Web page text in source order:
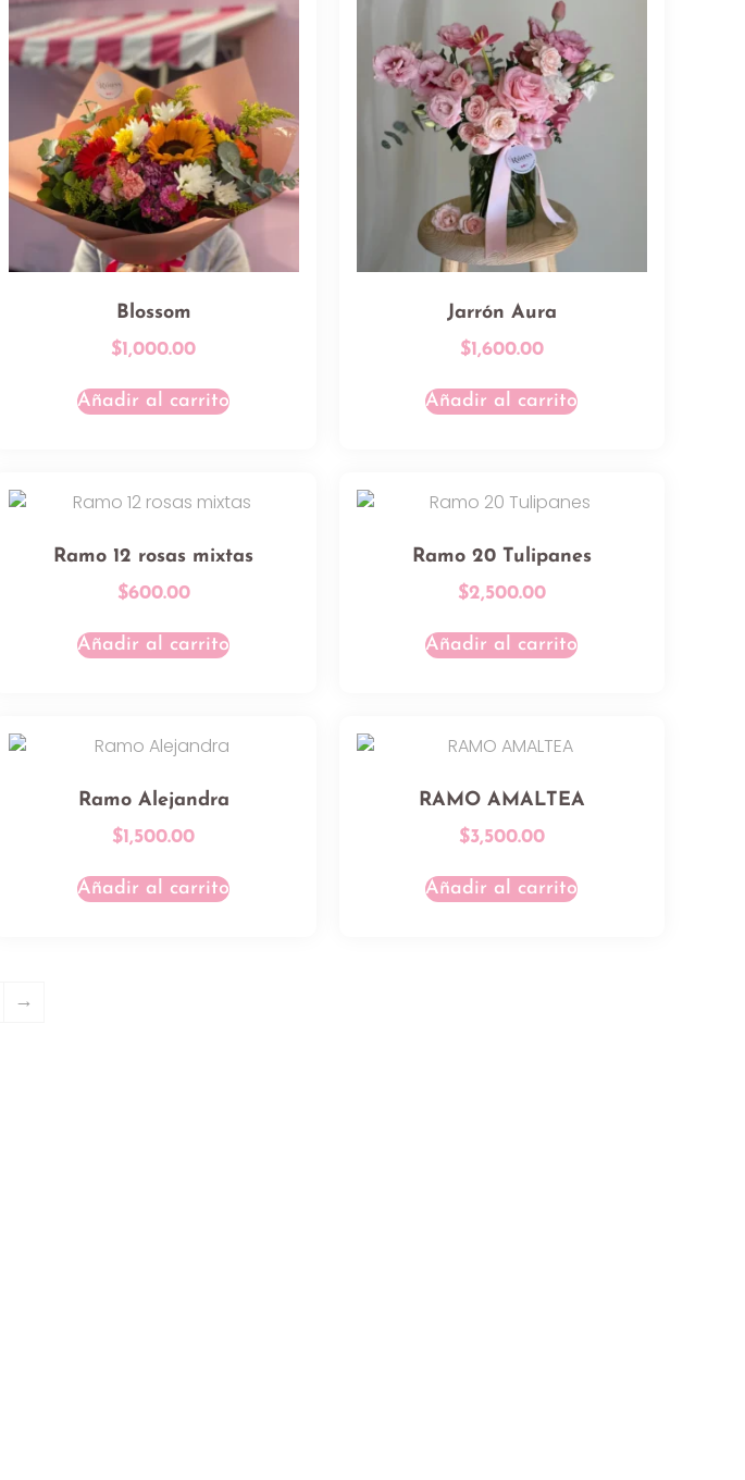
Blossom
$1,000.00
Añadir al carrito
Jarrón Aura
$1,600.00
Añadir al carrito
Ramo 12 rosas mixtas
$600.00
Añadir al carrito
Ramo 20 Tulipanes
$2,500.00
Añadir al carrito
Ramo Alejandra
$1,500.00
Añadir al carrito
RAMO AMALTEA
$3,500.00
Añadir al carrito
→